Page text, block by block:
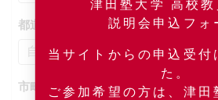
説明会申込フォ
当サイトからの申込受付
た。
ご参加希望の方は、津田
都道府県：
市町村以降：